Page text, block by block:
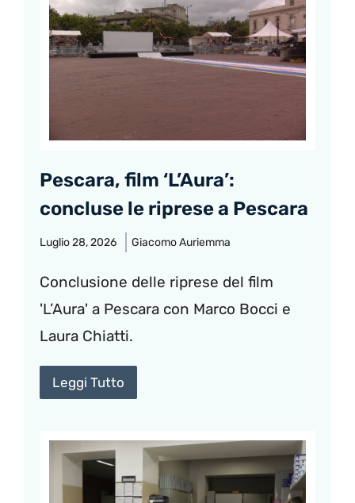
Pescara, film ‘L’Aura’:
concluse le riprese a Pescara
Luglio 28, 2026 Giacomo Auriemma
Conclusione delle riprese del film
'L’Aura' a Pescara con Marco Bocci e
Laura Chiatti.
Leggi Tutto